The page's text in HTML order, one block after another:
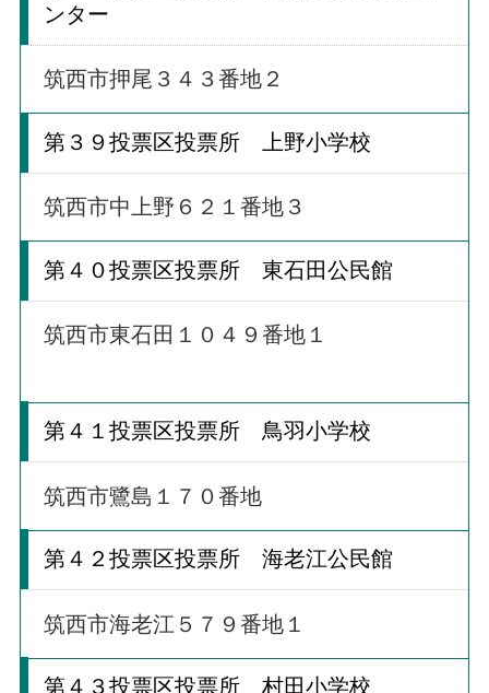
ンター
筑西市押尾３４３番地２
第３９投票区投票所 上野小学校
筑西市中上野６２１番地３
第４０投票区投票所 東石田公民館
筑西市東石田１０４９番地１
第４１投票区投票所 鳥羽小学校
筑西市鷺島１７０番地
第４２投票区投票所 海老江公民館
筑西市海老江５７９番地１
第４３投票区投票所 村田小学校